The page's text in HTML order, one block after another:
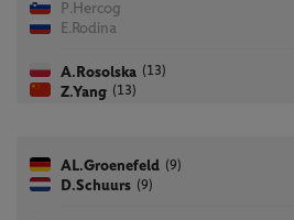
P.Hercog
E.Rodina
A.Rosolska (13)
Z.Yang (13)
AL.Groenefeld (9)
D.Schuurs (9)